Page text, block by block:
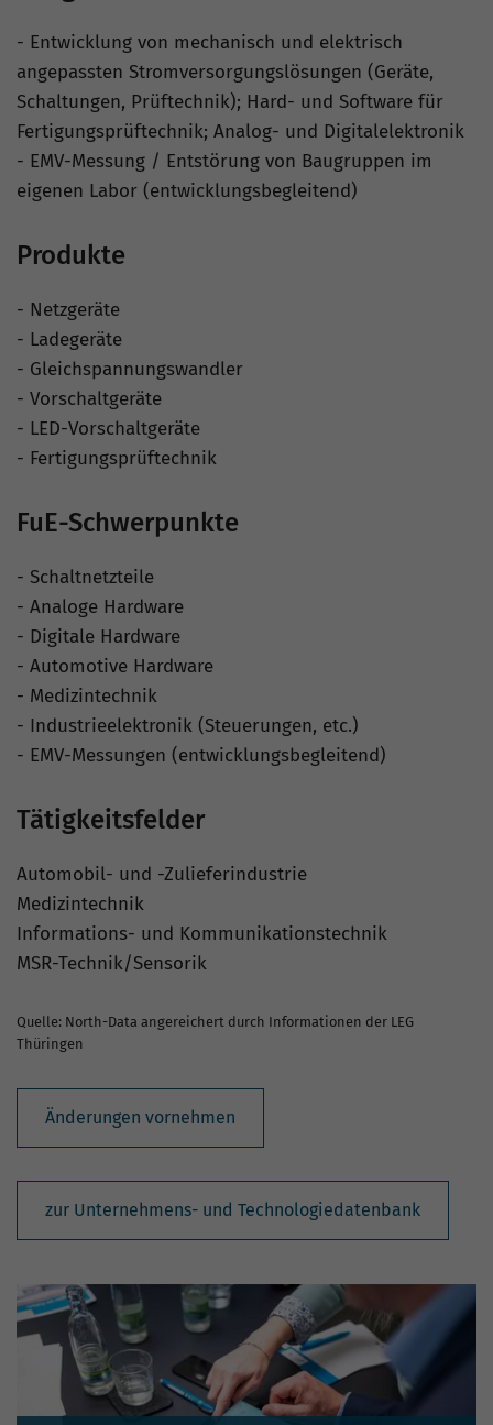
- Entwicklung von mechanisch und elektrisch
angepassten Stromversorgungslösungen (Geräte,
Schaltungen, Prüftechnik); Hard- und Software für
Fertigungsprüftechnik; Analog- und Digitalelektronik
- EMV-Messung / Entstörung von Baugruppen im
eigenen Labor (entwicklungsbegleitend)
Produkte
- Netzgeräte
- Ladegeräte
- Gleichspannungswandler
- Vorschaltgeräte
- LED-Vorschaltgeräte
- Fertigungsprüftechnik
FuE-Schwerpunkte
- Schaltnetzteile
- Analoge Hardware
- Digitale Hardware
- Automotive Hardware
- Medizintechnik
- Industrieelektronik (Steuerungen, etc.)
- EMV-Messungen (entwicklungsbegleitend)
Tätigkeitsfelder
Automobil- und -Zulieferindustrie
Medizintechnik
Informations- und Kommunikationstechnik
MSR-Technik/Sensorik
Quelle: North-Data angereichert durch Informationen der LEG
Thüringen
Änderungen vornehmen
zur Unternehmens- und Technologiedatenbank